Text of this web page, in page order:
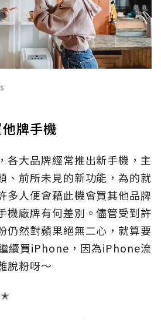
牌手機
各大品牌經常推出新手機，主
、前所未見的新功能，為的就
多人便會藉此機會買其他品牌
機廠牌有何差別。儘管受到許
仍然對蘋果絕無二心，就算要
續買iPhone，因為iPhone流
脫粉呀～